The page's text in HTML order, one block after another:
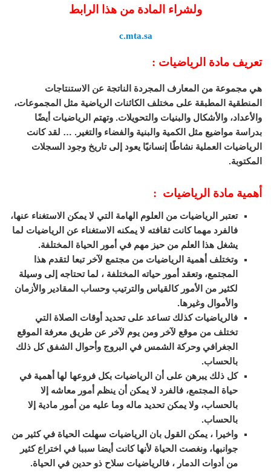
ولشراء المادة من هذا الرابط
c.mta.sa
تعريف مادة الرياضيات :
هي مجموعة من المعارف المجردة الناتجة عن الاستنتاجات
المنطقية المطبقة على مختلف الكائنات الرياضية مثل المجموعات،
والأعداد، والأشكال والبنيات والتحويلات. وتهتم الرياضيات أيضًا
بدراسة مواضيع مثل الكمية والبنية والفضاء والتغير. … لقد كانت
الرياضيات العملية نشاطًا إنسانيًا يعود إلى تاريخ وجود السجلات
المكتوبة.
أهمية مادة الرياضيات :
تعتبر الرياضيات من العلوم الهامة التي لا يمكن الاستغناء عنها،
فالفرد مهما كانت ثقافته لا يمكنه الاستغناء عن الرياضيات لما
يشغل هذا العلم من حيز مهم في أمور الحياة المختلفة.
وتختلف أهمية الرياضيات من مجتمع لآخر تبعا لتقدم هذا
المجتمع، وتعقد أمور حياته المختلفة ، لما تحتاجه إلى وسيلة
لكثير من الأمور كالقياس والترتيب وحساب المقادير والأزمان
والأموال وغيرها.
فالرياضيات كذلك تساعد على تحديد أوقات الصلاة التي
تختلف من موقع لآخر ومن يوم لآخر عن طريق معرفة الموقع
الجغرافي وحركة الشمس في البروج وأحوال الشفق كل ذلك
بالحساب.
كل ذلك يبرهن على أن الرياضيات بكل فروعها لها أهمية في
حياة المجتمع، فالفرد لا يمكن أن ينظم أمور معاشه إلا
بالحساب، ولا يمكن تحديد ماله وما عليه من أمور مادية إلا
بالحساب.
واخيرا ، يمكن القول بان الرياضيات سهلت الحياة في كثير من
جوانبها، ونغصت الحياة لأنها كانت أيضا سببا في اختراع كثير
من أدوات الدمار ، فالرياضيات سلاح ذو حدين في الحياة.